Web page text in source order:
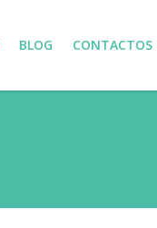
BLOG CONTACTOS